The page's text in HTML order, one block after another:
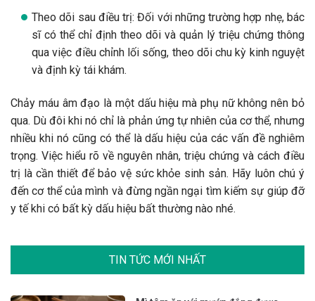
Theo dõi sau điều trị: Đối với những trường hợp nhẹ, bác
sĩ có thể chỉ định theo dõi và quản lý triệu chứng thông
qua việc điều chỉnh lối sống, theo dõi chu kỳ kinh nguyệt
và định kỳ tái khám.
Chảy máu âm đạo là một dấu hiệu mà phụ nữ không nên bỏ
qua. Dù đôi khi nó chỉ là phản ứng tự nhiên của cơ thể, nhưng
nhiều khi nó cũng có thể là dấu hiệu của các vấn đề nghiêm
trọng. Việc hiểu rõ về nguyên nhân, triệu chứng và cách điều
trị là cần thiết để bảo vệ sức khỏe sinh sản. Hãy luôn chú ý
đến cơ thể của mình và đừng ngần ngại tìm kiếm sự giúp đỡ
y tế khi có bất kỳ dấu hiệu bất thường nào nhé.
TIN TỨC MỚI NHẤT